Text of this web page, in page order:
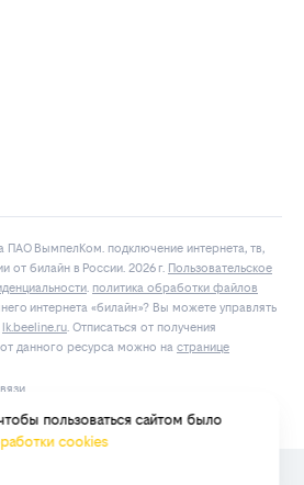
ПАО ВымпелКом. подключение интернета, тв,
от билайн в России. 2026 г. Пользовательское
. политика обработки файлов
интернета «билайн»? Вы можете управлять
lk.bееlinе.ru. Отписаться от получения
от данного ресурса можно на странице
пользоваться сайтом было
cookies